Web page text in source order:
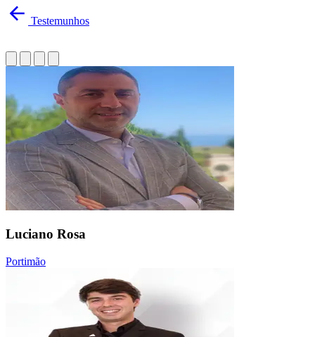
Testemunhos
Luciano Rosa
Portimão